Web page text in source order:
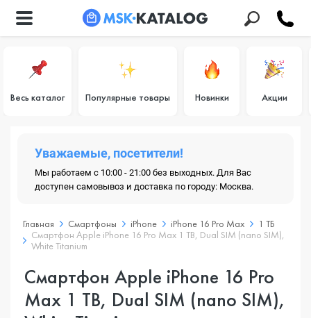
Весь каталог Популярные товары Новинки Акции
Уважаемые, посетители!
Мы работаем с 10:00 - 21:00 без выходных. Для Вас
доступен самовывоз и доставка по городу: Москва.
Главная Смартфоны iPhone iPhone 16 Pro Max
1 ТБ
Смартфон Apple iPhone 16 Pro Max 1 TB, Dual SIM (nano SIM),
White Titanium
Смартфон Apple iPhone 16 Pro
Max 1 TB, Dual SIM (nano SIM),